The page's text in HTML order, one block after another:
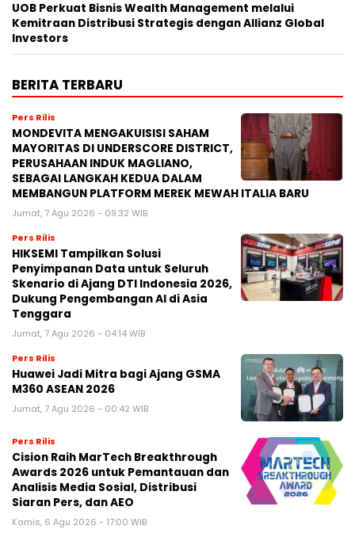
UOB Perkuat Bisnis Wealth Management melalui
Kemitraan Distribusi Strategis dengan Allianz Global
Investors
BERITA TERBARU
Pers Rilis
MONDEVITA MENGAKUISISI SAHAM
MAYORITAS DI UNDERSCORE DISTRICT,
PERUSAHAAN INDUK MAGLIANO,
SEBAGAI LANGKAH KEDUA DALAM
MEMBANGUN PLATFORM MEREK MEWAH ITALIA BARU
Jumat, 7 Agu 2026 - 09:32 WIB
Pers Rilis
HIKSEMI Tampilkan Solusi
Penyimpanan Data untuk Seluruh
Skenario di Ajang DTI Indonesia 2026,
Dukung Pengembangan AI di Asia
Tenggara
Jumat, 7 Agu 2026 - 04:14 WIB
Pers Rilis
Huawei Jadi Mitra bagi Ajang GSMA
M360 ASEAN 2026
Jumat, 7 Agu 2026 - 00:42 WIB
Pers Rilis
Cision Raih MarTech Breakthrough
Awards 2026 untuk Pemantauan dan
Analisis Media Sosial, Distribusi
Siaran Pers, dan AEO
Kamis, 6 Agu 2026 - 17:00 WIB